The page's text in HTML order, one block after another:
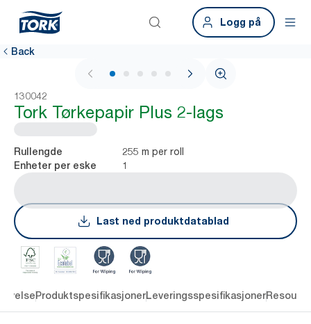
Logg på
Back
1 / 5
130042
Tork Tørkepapir Plus 2-lags
Rullengde 255 m per roll
Enheter per eske 1
Last ned produktdatablad
ProduktspesifikasjonerLeveringsspesifikasjoner